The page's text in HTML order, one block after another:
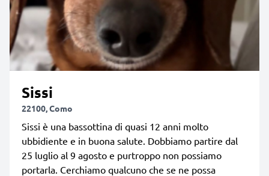
Sissi
22100, Como
Sissi è una bassottina di quasi 12 anni molto
ubbidiente e in buona salute. Dobbiamo partire dal
25 luglio al 9 agosto e purtroppo non possiamo
portarla. Cerchiamo qualcuno che se ne possa